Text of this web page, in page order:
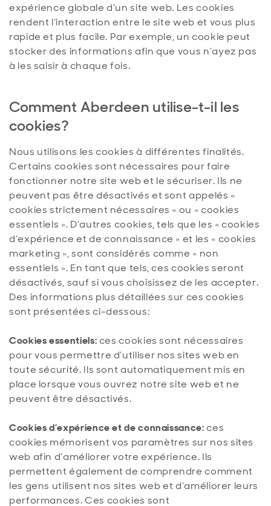
expérience globale d’un site web. Les cookies
rendent l’interaction entre le site web et vous plus
rapide et plus facile. Par exemple, un cookie peut
stocker des informations afin que vous n’ayez pas
à les saisir à chaque fois.
Comment Aberdeen utilise-t-il les
cookies?
Nous utilisons les cookies à différentes finalités.
Certains cookies sont nécessaires pour faire
fonctionner notre site web et le sécuriser. Ils ne
peuvent pas être désactivés et sont appelés «
cookies strictement nécessaires » ou « cookies
essentiels ». D’autres cookies, tels que les « cookies
d’expérience et de connaissance » et les « cookies
marketing », sont considérés comme « non
essentiels ». En tant que tels, ces cookies seront
désactivés, sauf si vous choisissez de les accepter.
Des informations plus détaillées sur ces cookies
sont présentées ci-dessous:
Cookies essentiels:ces cookies sont nécessaires
pour vous permettre d’utiliser nos sites web en
toute sécurité. Ils sont automatiquement mis en
place lorsque vous ouvrez notre site web et ne
peuvent être désactivés.
Cookies d’expérience et de connaissance:ces
cookies mémorisent vos paramètres sur nos sites
web afin d’améliorer votre expérience. Ils
permettent également de comprendre comment
les gens utilisent nos sites web et d’améliorer leurs
performances. Ces cookies sont